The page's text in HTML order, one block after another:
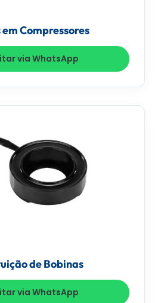
Compressores
via WhatsApp
de Bobinas
via WhatsApp